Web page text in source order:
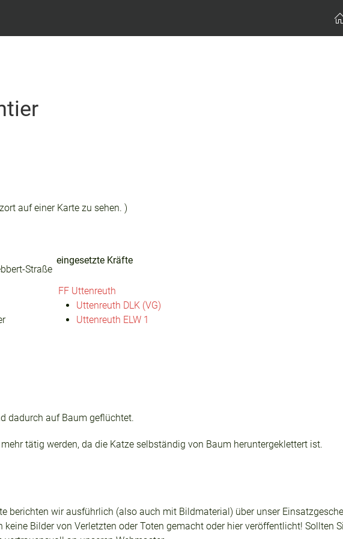
auf einer Karte zu sehen. )
Straße
eingesetzte Kräfte
FF Uttenreuth
Uttenreuth DLK (VG)
Uttenreuth ELW 1
dadurch auf Baum geflüchtet.
tätig werden, da die Katze selbständig von Baum heruntergeklettert ist.
berichten wir ausführlich (also auch mit Bildmaterial) über unser
keine Bilder von Verletzten oder Toten gemacht oder hier veröffentlicht! Sollten